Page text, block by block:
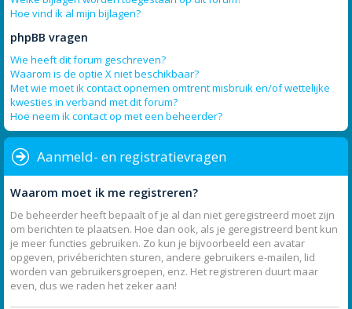
Hoe vind ik al mijn bijlagen?
phpBB vragen
Wie heeft dit forum geschreven?
Waarom is de optie X niet beschikbaar?
Met wie moet ik contact opnemen omtrent misbruik en/of wettelijke
kwesties in verband met dit forum?
Hoe neem ik contact op met een beheerder?
Aanmeld- en registratievragen
Waarom moet ik me registreren?
De beheerder heeft bepaalt of je al dan niet geregistreerd moet zijn
om berichten te plaatsen. Hoe dan ook, als je geregistreerd bent kun
je meer functies gebruiken. Zo kun je bijvoorbeeld een avatar
opgeven, privéberichten sturen, andere gebruikers e-mailen, lid
worden van gebruikersgroepen, enz. Het registreren duurt maar
even, dus we raden het zeker aan!